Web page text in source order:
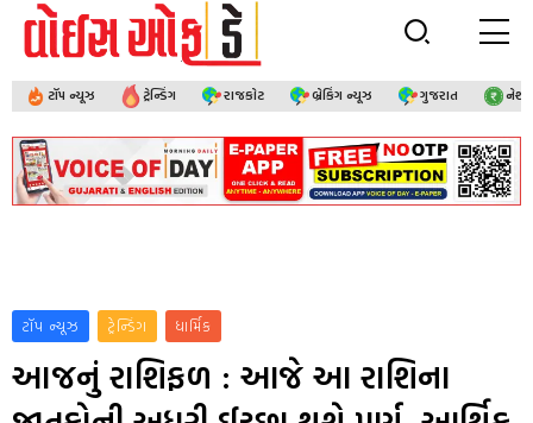
ટૉપ ન્યૂઝ ટ્રેન્ડિંગ રાજકોટ બ્રેકિંગ ન્યૂઝ ગુજરાત
ટૉપ ન્યૂઝ ટ્રેન્ડિંગ ધાર્મિક
આજનું રાશિફળ : આજે આ રાશિના